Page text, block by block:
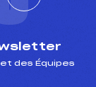
des Équipes